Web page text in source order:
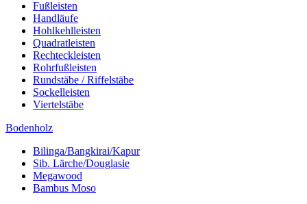
Fußleisten
Handläufe
Hohlkehlleisten
Quadratleisten
Rechteckleisten
Rohrfußleisten
Rundstäbe / Riffelstäbe
Sockelleisten
Viertelstäbe
Bodenholz
Bilinga/Bangkirai/Kapur
Sib. Lärche/Douglasie
Megawood
Bambus Moso